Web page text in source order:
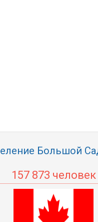
Большой
157 873 человек